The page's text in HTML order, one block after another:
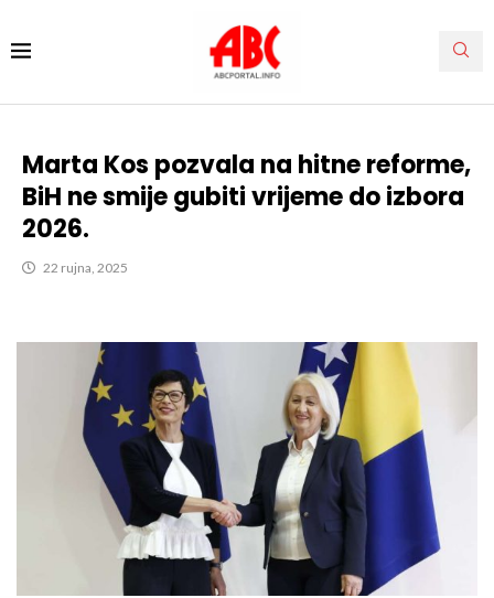
Marta Kos pozvala na hitne reforme,
BiH ne smije gubiti vrijeme do izbora
2026.
22 rujna, 2025